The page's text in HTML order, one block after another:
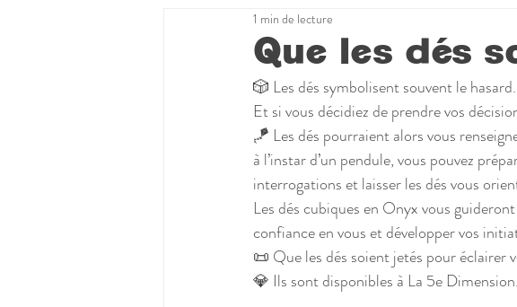
Que les dés
1 min de lecture
🎲 Les dés symbolisent souvent le hasard.
Et si vous décidiez de prendre vos
🪁 Les dés pourraient alors vous
à l’instar d’un pendule, vous pouvez
interrogations et laisser les dés vous
Les dés cubiques en Onyx vous
confiance en vous et développer vos
📜 Que les dés soient jetés pour éclairer
💎 Ils sont disponibles à La 5e Dimension.